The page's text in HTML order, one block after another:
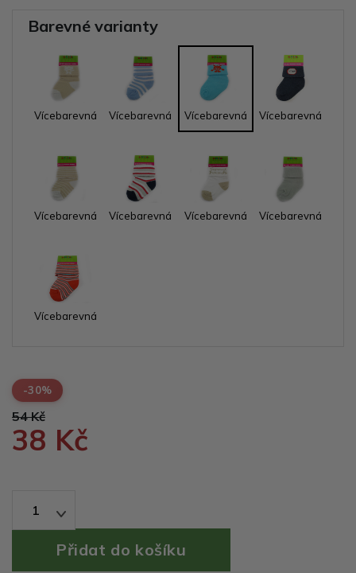
Barevné varianty
Vícebarevná Vícebarevná Vícebarevná Vícebarevná
Vícebarevná Vícebarevná Vícebarevná Vícebarevná
Vícebarevná
-30%
54 Kč
38 Kč
1